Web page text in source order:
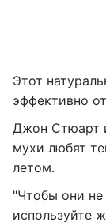
Этот
эффективно
Джон Стюарт
мухи любят
летом.
"Чтобы они
используйте